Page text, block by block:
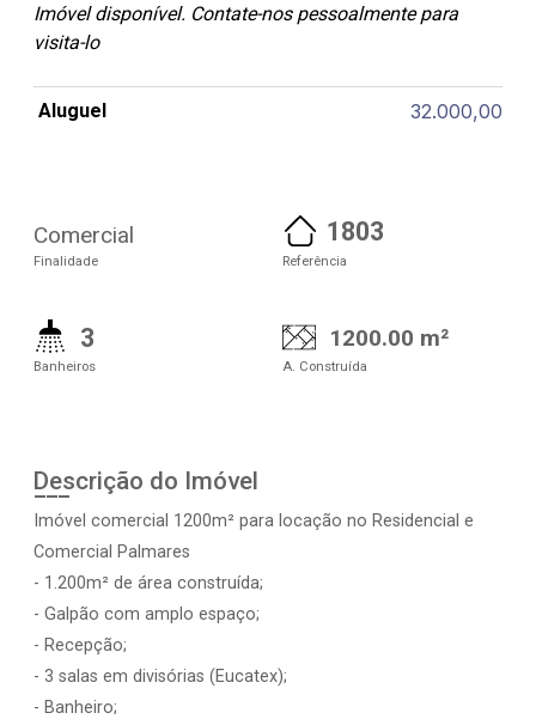
Imóvel disponível. Contate-nos pessoalmente para
visita-lo
Aluguel 32.000,00
Comercial
Finalidade
1803
Referência
3
Banheiros
1200.00 m²
A. Construída
Descrição do Imóvel
Imóvel comercial 1200m² para locação no Residencial e
Comercial Palmares
- 1.200m² de área construída;
- Galpão com amplo espaço;
- Recepção;
- 3 salas em divisórias (Eucatex);
- Banheiro;